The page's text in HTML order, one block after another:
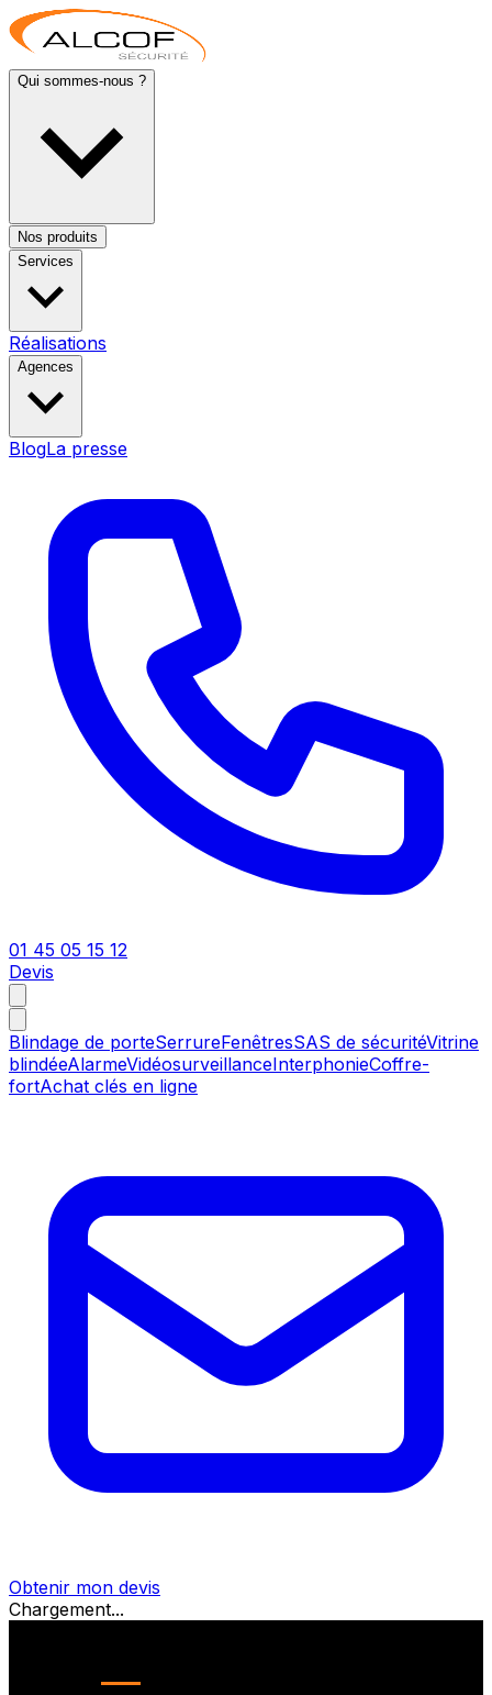
Qui sommes-nous ?
Nos produits
Services
Réalisations
Agences
BlogLa presse
01 45 05 15 12
Devis
Blindage de porteSerrureFenêtresSAS de sécuritéVitrine
blindéeAlarmeVidéosurveillanceInterphonieCoffre-
fortAchat clés en ligne
Obtenir mon devis
Chargement...